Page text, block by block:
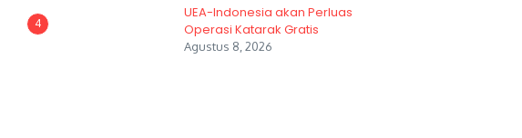
4
UEA-Indonesia akan Perluas
Operasi Katarak Gratis
Agustus 8, 2026